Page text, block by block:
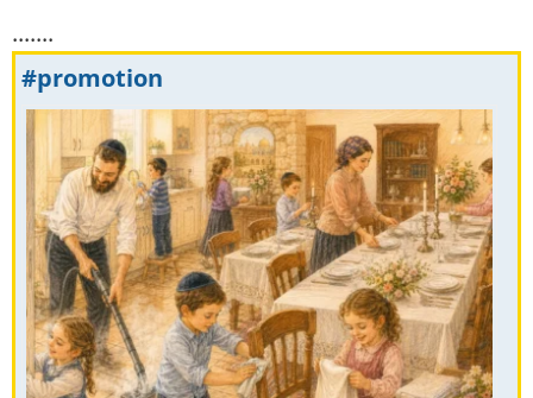
.......
#promotion